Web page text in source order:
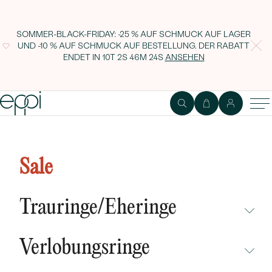
SOMMER-BLACK-FRIDAY: -25 % AUF SCHMUCK AUF LAGER
UND -10 % AUF SCHMUCK AUF BESTELLUNG. DER RABATT
ENDET IN 10T 2S 46M 23SANSEHEN
Sale
Trauringe/Eheringe
NEUHEITEN
Verlobungsringe
Rauchquarz Arleth